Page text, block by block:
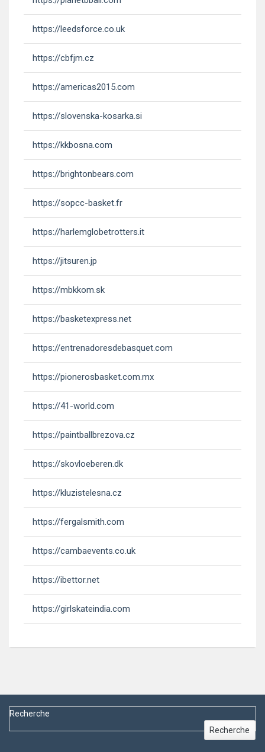
https://leedsforce.co.uk
https://cbfjm.cz
https://americas2015.com
https://slovenska-kosarka.si
https://kkbosna.com
https://brightonbears.com
https://sopcc-basket.fr
https://harlemglobetrotters.it
https://jitsuren.jp
https://mbkkom.sk
https://basketexpress.net
https://entrenadoresdebasquet.com
https://pionerosbasket.com.mx
https://41-world.com
https://paintballbrezova.cz
https://skovloeberen.dk
https://kluzistelesna.cz
https://fergalsmith.com
https://cambaevents.co.uk
https://ibettor.net
https://girlskateindia.com
Recherche
Recherche